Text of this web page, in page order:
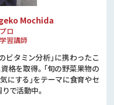
Mochida
ロ
習講師
ビタミン分析」に携わったこ
格を取得。「旬の野菜果物の
にする」をテーマに食育やセ
で活動中。